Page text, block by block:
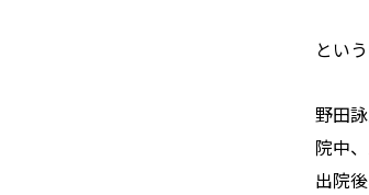
とい
野田
院中
出院